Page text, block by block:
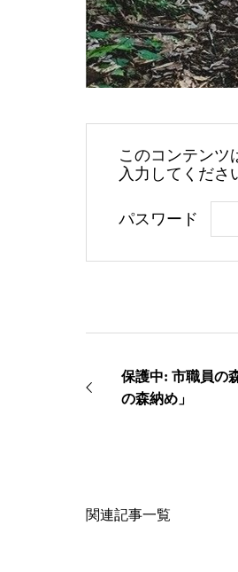
このコンテンツ
入力してくださ
パスワード
保護中: 市職員の
の森納め」
関連記事一覧